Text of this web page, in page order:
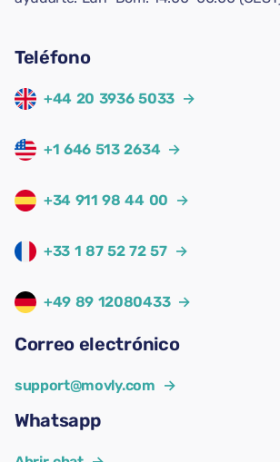
Teléfono
+44 20 3936 5033 →
+1 646 513 2634 →
+34 911 98 44 00 →
+33 1 87 52 72 57 →
+49 89 12080433 →
Correo electrónico
support@movly.com →
Whatsapp